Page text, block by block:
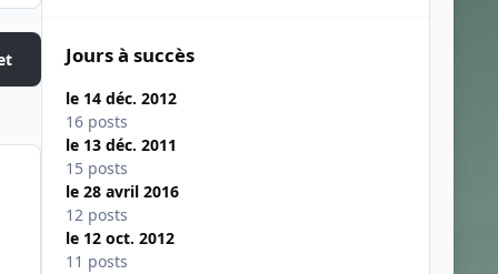
Jours à succès
le 14 déc. 2012
16 posts
le 13 déc. 2011
15 posts
le 28 avril 2016
12 posts
le 12 oct. 2012
11 posts